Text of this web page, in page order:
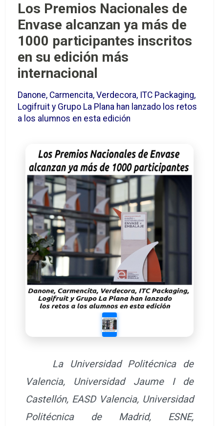
Los Premios Nacionales de
Envase alcanzan ya más de
1000 participantes inscritos
en su edición más
internacional
Danone, Carmencita, Verdecora, ITC Packaging,
Logifruit y Grupo La Plana han lanzado los retos
a los alumnos en esta edición
La Universidad Politécnica de
Valencia, Universidad Jaume I de
Castellón, EASD Valencia, Universidad
Politécnica de Madrid, ESNE,